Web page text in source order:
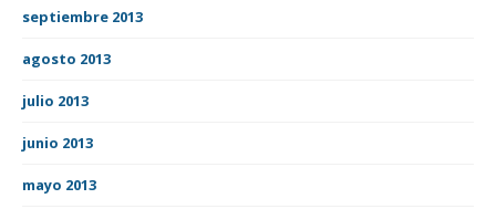
septiembre 2013
agosto 2013
julio 2013
junio 2013
mayo 2013